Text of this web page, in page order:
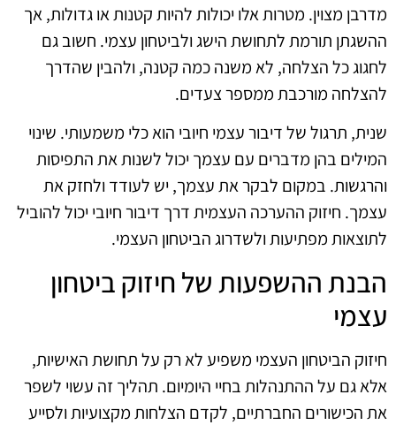
מדרבן מצוין. מטרות אלו יכולות להיות קטנות או גדולות, אך
ההשגתן תורמת לתחושת הישג ולביטחון עצמי. חשוב גם
לחגוג כל הצלחה, לא משנה כמה קטנה, ולהבין שהדרך
להצלחה מורכבת ממספר צעדים.
שנית, תרגול של דיבור עצמי חיובי הוא כלי משמעותי. שינוי
המילים בהן מדברים עם עצמך יכול לשנות את התפיסות
והרגשות. במקום לבקר את עצמך, יש לעודד ולחזק את
עצמך. חיזוק ההערכה העצמית דרך דיבור חיובי יכול להוביל
לתוצאות מפתיעות ולשדרוג הביטחון העצמי.
הבנת ההשפעות של חיזוק ביטחון
עצמי
חיזוק הביטחון העצמי משפיע לא רק על תחושת האישיות,
אלא גם על ההתנהלות בחיי היומיום. תהליך זה עשוי לשפר
את הכישורים החברתיים, לקדם הצלחות מקצועיות ולסייע